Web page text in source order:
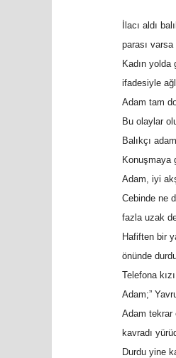
İlacı aldı
parası varsa
Kadın
ifadesiyle
Adam tam
Bu olaylar
Balıkçı
Konuşmaya
Adam, iyi
Cebinde ne
fazla uzak
Hafiften bir
önünde
Telefona
Adam;”
Adam tekrar
kavradı
Durdu yine